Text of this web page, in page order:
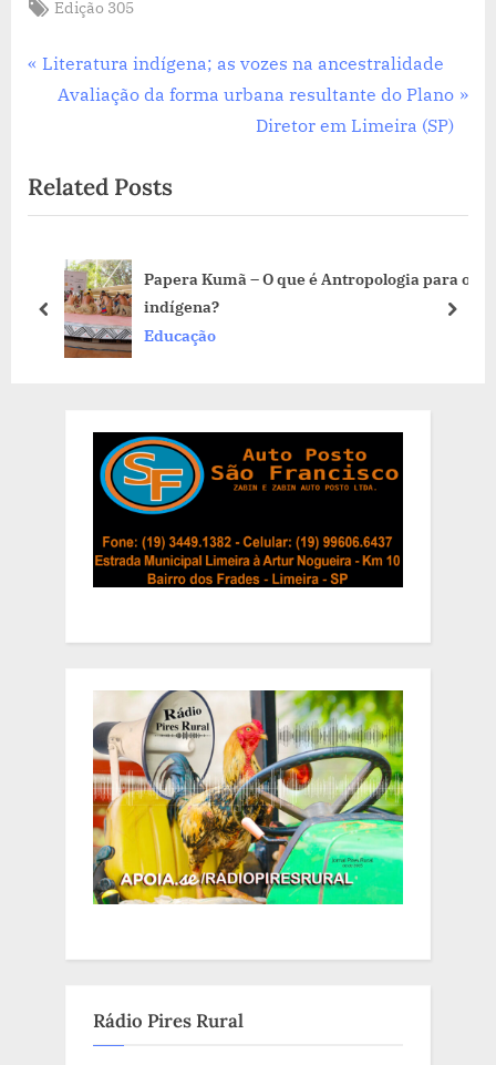
Tags:
Edição 305
Navegação
P
i
o
P
Literatura indígena; as vozes na ancestralidade
N
t
P
s
Avaliação da forma urbana resultante do Plano
Diretor em Limeira (SP)
Related Posts
Papera Kumã – O que é Antropologia para o
indígena?
Educação
prev next
Rádio Pires Rural